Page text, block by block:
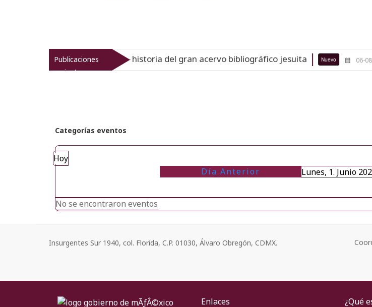
Publicaciones
recientes
del Virreinato muestra la historia del gran acervo bibliográfico jesuita Nuevo 06-08-26
Categorías eventos
Hoy
Día Anterior
Lunes, 1. Junio
No se encontraron eventos
Insurgentes Sur 1940, col. Florida, C.P. 01030, Álvaro Obregón, CDMX.
Enlaces ¿Qué